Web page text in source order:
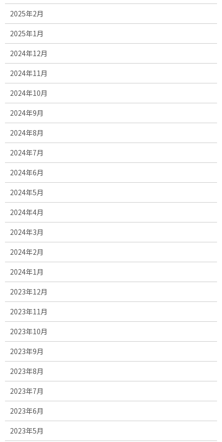
2025年2月
2025年1月
2024年12月
2024年11月
2024年10月
2024年9月
2024年8月
2024年7月
2024年6月
2024年5月
2024年4月
2024年3月
2024年2月
2024年1月
2023年12月
2023年11月
2023年10月
2023年9月
2023年8月
2023年7月
2023年6月
2023年5月